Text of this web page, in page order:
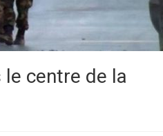
centre de la